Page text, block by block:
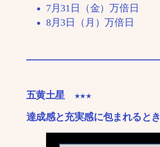
7月31日（金）万倍日
8月3日（月）万倍日
五黄土星 ★★★
達成感と充実感に包まれると